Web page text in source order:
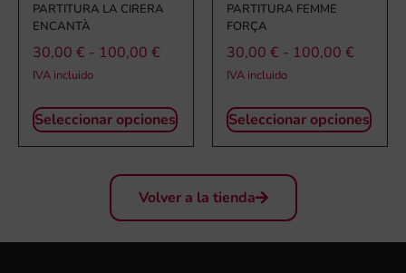
PARTITURA LA CIRERA
ENCANTÀ
30,00 € - 100,00 €
IVA incluido
Seleccionar opciones
PARTITURA FEMME
FORÇA
30,00 € - 100,00 €
IVA incluido
Seleccionar opciones
Volver a la tienda